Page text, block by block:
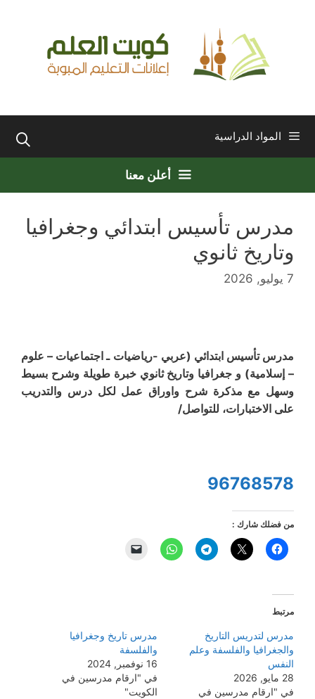
المواد الدراسية
أعلن معنا
مدرس تأسيس ابتدائي وجغرافيا
وتاريخ ثانوي
7 يوليو, 2026
مدرس تأسيس ابتدائي (عربي -رياضيات ـ اجتماعيات – علوم
– إسلامية) و جغرافيا وتاريخ ثانوي خبرة طويلة وشرح بسيط
وسهل مع مذكرة شرح واوراق عمل لكل درس والتدريب
على الاختبارات، للتواصل/
96768578
من فضلك شارك :
مرتبط
مدرس لتدريس التاريخ
والجغرافيا والفلسفة وعلم
النفس
28 مايو, 2026
في "ارقام مدرسين في
مدرس تاريخ وجغرافيا
والفلسفة
16 نوفمبر, 2024
في "ارقام مدرسين في
الكويت"